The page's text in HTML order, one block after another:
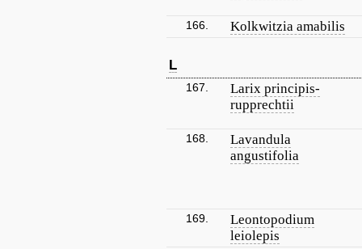
166. Kolkwitzia amabilis
L
167.
Larix principis-
rupprechtii
168.
Lavandula
angustifolia
169.
Leontopodium
leiolepis